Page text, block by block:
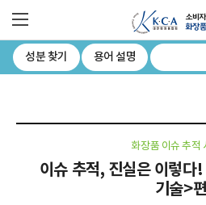
전체메뉴
성분 찾기 용어 설명
화장품 이슈 추적
이슈 추적, 진실은 이렇다
기술>편